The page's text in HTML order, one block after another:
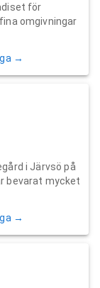
för
omgivningar
→
i Järvsö på
bevarat mycket
→